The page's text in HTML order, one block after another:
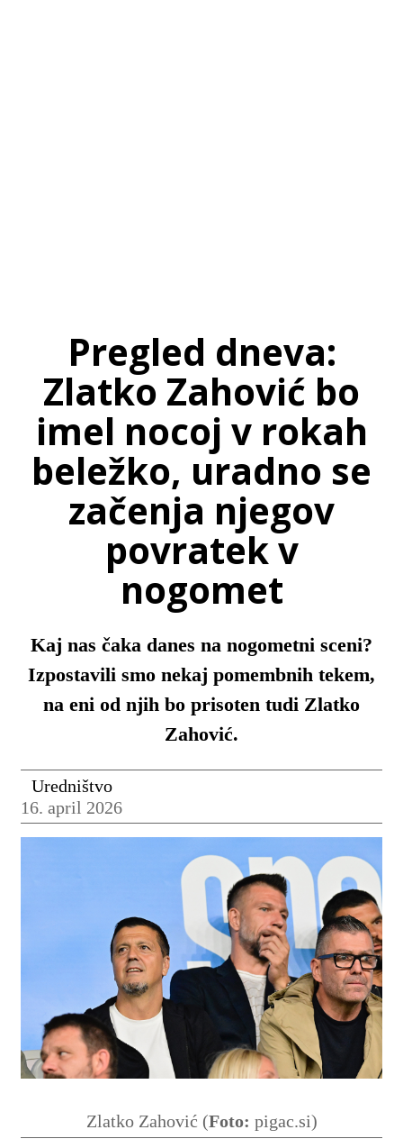
Pregled dneva:
Zlatko Zahović bo
imel nocoj v rokah
beležko, uradno se
začenja njegov
povratek v
nogomet
Kaj nas čaka danes na nogometni sceni?
Izpostavili smo nekaj pomembnih tekem,
na eni od njih bo prisoten tudi Zlatko
Zahović.
Uredništvo
16. april 2026
Zlatko Zahović (Foto: pigac.si)